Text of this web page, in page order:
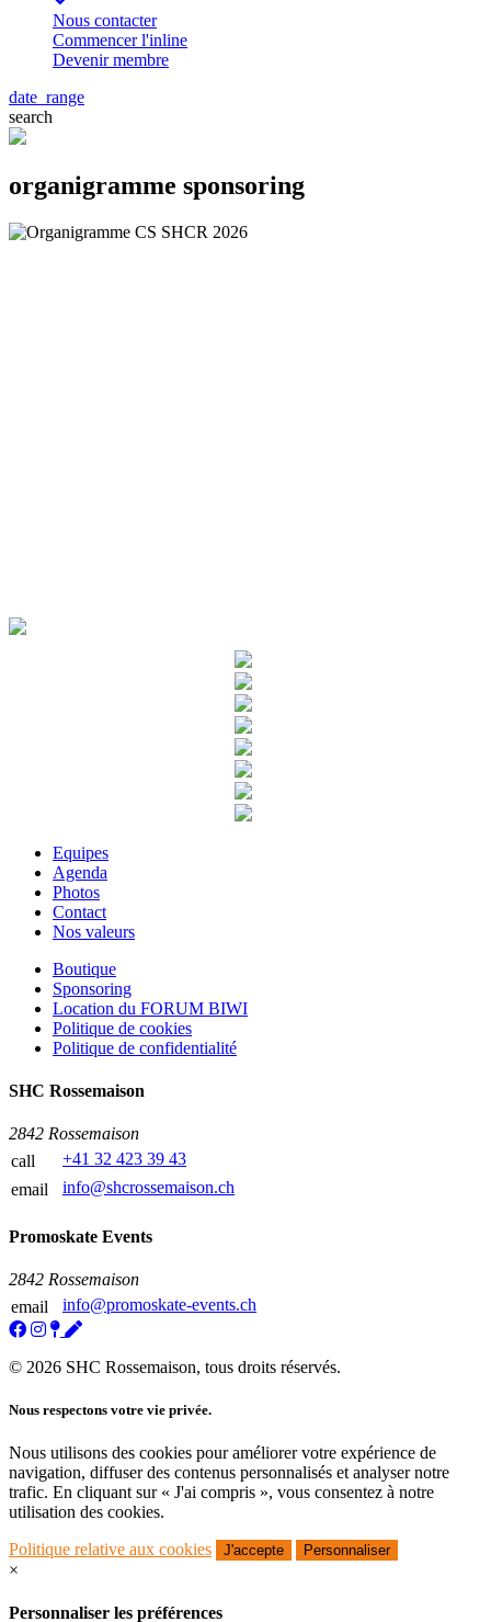
Nous contacter
Commencer l'inline
Devenir membre
date_range
search
organigramme sponsoring
Equipes
Agenda
Photos
Contact
Nos valeurs
Boutique
Sponsoring
Location du FORUM BIWI
Politique de cookies
Politique de confidentialité
SHC Rossemaison
2842 Rossemaison
call
+41 32 423 39 43
email
info@shcrossemaison.ch
Promoskate Events
2842 Rossemaison
email
info@promoskate-events.ch
© 2026 SHC Rossemaison, tous droits réservés.
Nous respectons votre vie privée.
Nous utilisons des cookies pour améliorer votre expérience de
navigation, diffuser des contenus personnalisés et analyser notre
trafic. En cliquant sur « J'ai compris », vous consentez à notre
utilisation des cookies.
Politique relative aux cookies
J'accepte Personnaliser
×
Personnaliser les préférences